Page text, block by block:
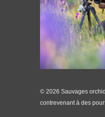
© 2026 Sauvages
contrevenant à des